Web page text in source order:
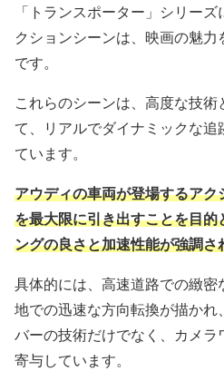
「トランスポーター」シリー
クションシーンは、映画の魅
です。
これらのシーンは、高度な技
て、リアルでダイナミックな追
ています。
アウディの車両が登場するア
を最大限に引き出すことを目
ングの良さと加速性能が強調さ
具体的には、高速道路での緻
地での迅速な方向転換が描かれ
バーの技術だけでなく、カメラ
寄与しています。